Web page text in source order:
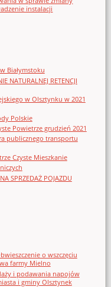
instalacji
Białymstoku
NATURALNEJ RETENCJI
w Olsztynku w 2021
Polskie
Powietrze grudzień 2021
publicznego transportu
Czyste Mieszkanie
SPRZEDAŻ POJAZDU
o wszczęciu
farmy Mielno
i podawania napojów
i gminy Olsztynek